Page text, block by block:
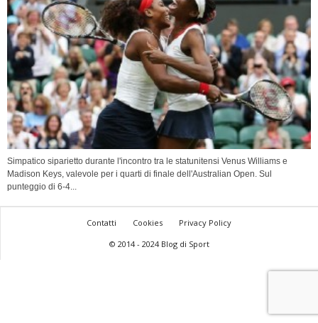
Simpatico siparietto durante l'incontro tra le statunitensi Venus Williams e
Madison Keys, valevole per i quarti di finale dell'Australian Open. Sul
punteggio di 6-4...
Contatti Cookies
Privacy Policy
© 2014 - 2024 Blog di Sport